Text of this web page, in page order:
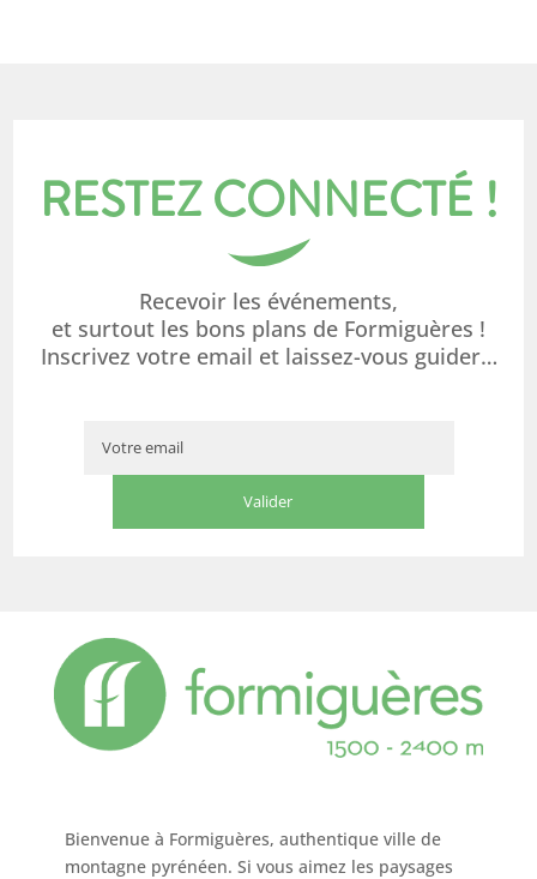
RESTEZ CONNECTÉ !
Recevoir les événements,
et surtout les bons plans de Formiguères !
Inscrivez votre email et laissez-vous guider…
Bienvenue à Formiguères, authentique ville de
montagne pyrénéen. Si vous aimez les paysages